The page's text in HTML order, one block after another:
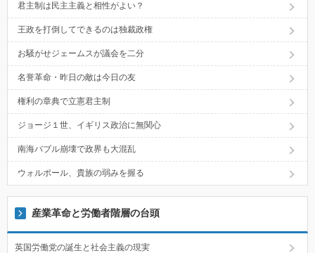
君主制は民主主義と相性がよい？
王政を打倒してできるのは独裁政権
お騒がせジェームスが議会を二分
名誉革命・昨日の敵は今日の友
権利の章典で立憲君主制
ジョージ１世、イギリス政治に無関心
南海バブル崩壊で政界も大混乱
ウォルポール、貴族の弱みを握る
産業革命と労働者階層の台頭
英国労働党の誕生と社会主義の現実